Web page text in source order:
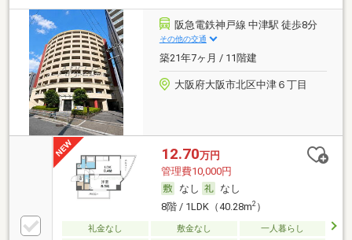
阪急電鉄神戸線 中津駅 徒歩8分
その他の交通
築21年7ヶ月 / 11階建
大阪府大阪市北区中津６丁目
12.70万円
管理費10,000円
なし
なし
8階 / 1LDK（40.28m2）
礼金なし 敷金なし
一人暮らし